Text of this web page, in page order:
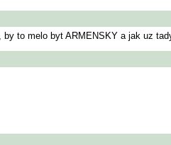
to melo byt ARMENSKY a jak uz